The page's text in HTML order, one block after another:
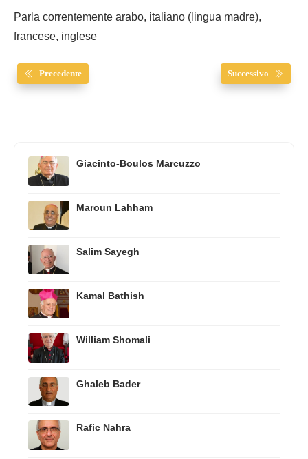
Parla correntemente arabo, italiano (lingua madre),
francese, inglese
Precedente Successivo
Giacinto-Boulos Marcuzzo
Maroun Lahham
Salim Sayegh
Kamal Bathish
William Shomali
Ghaleb Bader
Rafic Nahra